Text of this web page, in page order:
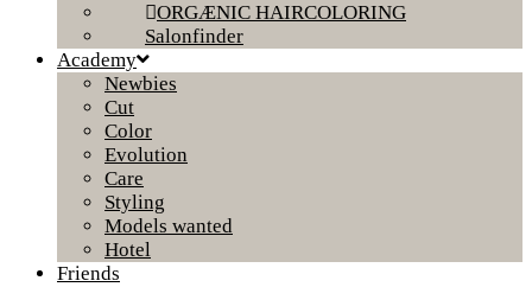
ORGÆNIC HAIRCOLORING
Salonfinder
Academy
Newbies
Cut
Color
Evolution
Care
Styling
Models wanted
Hotel
Friends